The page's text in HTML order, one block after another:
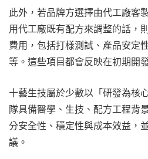
此外，若品牌方選擇由代工廠客
用代工廠既有配方來調整的話，
費用，包括打樣測試、產品安定
等。這些項目都會反映在初期開
十藝生技屬於少數以「研發為核
隊具備醫學、生技、配方工程背
分安全性、穩定性與成本效益，
議。